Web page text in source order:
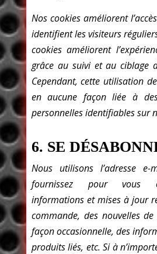
Nos cookies améliorent
identifient les visiteurs
cookies améliorent
grâce au suivi et au ciblage
Cependant, cette utilisation
en aucune façon liée à
personnelles identifiables sur
6. SE
Nous utilisons l’adresse
fournissez pour vous
informations et mises à jour
commande, des nouvelles de
façon occasionnelle, des
produits liés, etc. Si à